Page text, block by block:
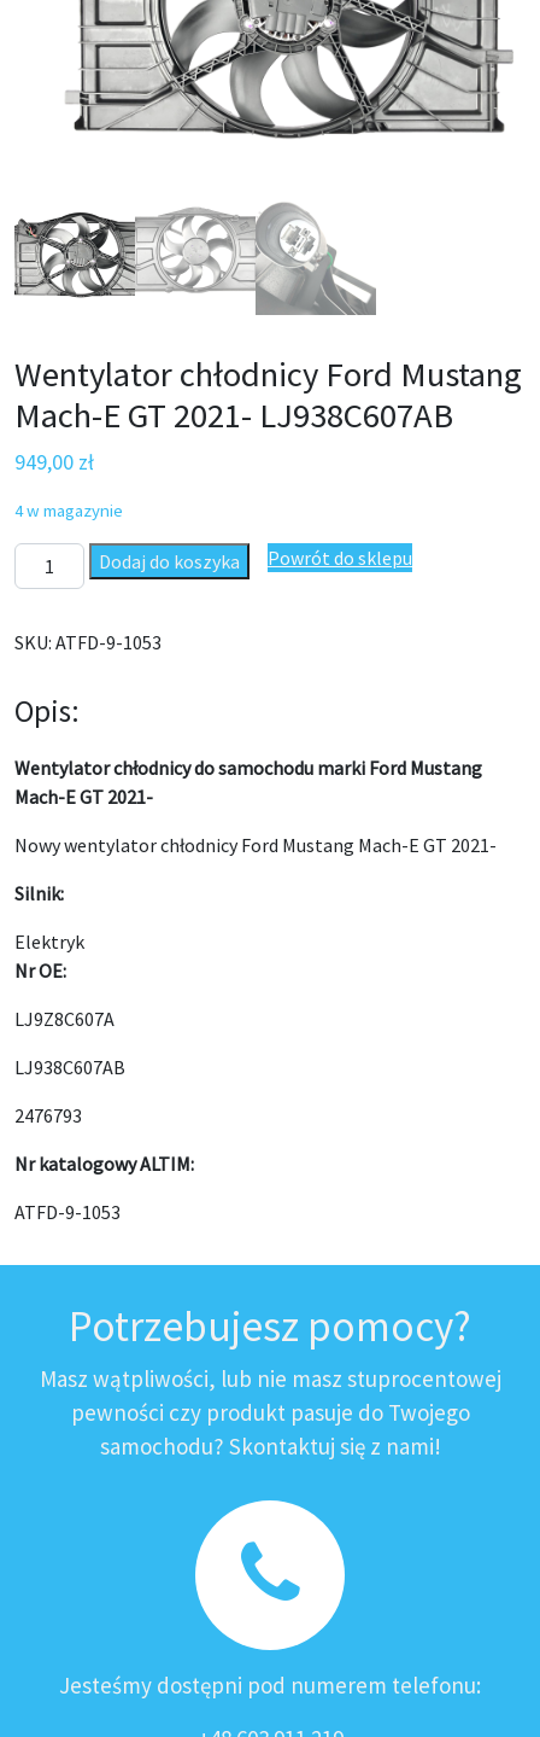
Wentylator chłodnicy Ford Mustang
Mach-E GT 2021- LJ938C607AB
949,00 zł
4 w magazynie
ilość Wentylator chłodnicy Ford Mustang Mach-E GT 2021-
Dodaj do koszyka Powrót do sklepu
SKU: ATFD-9-1053
Opis:
Wentylator chłodnicy do samochodu marki Ford Mustang
Mach-E GT 2021-
Nowy wentylator chłodnicy Ford Mustang Mach-E GT 2021-
Silnik:
Elektryk
Nr OE:
LJ9Z8C607A
LJ938C607AB
2476793
Nr katalogowy ALTIM:
ATFD-9-1053
Potrzebujesz pomocy?
Masz wątpliwości, lub nie masz stuprocentowej
pewności czy produkt pasuje do Twojego
samochodu? Skontaktuj się z nami!
Jesteśmy dostępni pod numerem telefonu: